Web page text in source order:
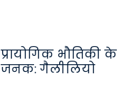
प्रायोगिक भौतिकी के
जनक: गैलीलियो